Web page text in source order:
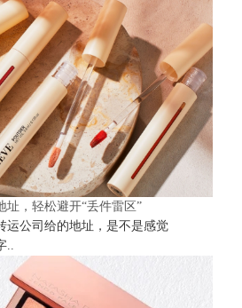
址，轻松避开“丢件雷区”
运公司给的地址，是不是感觉